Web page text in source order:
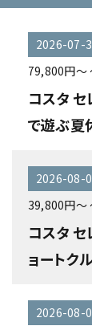
2026-07-
79,800円～
コスタ セ
で遊ぶ夏
2026-08-
39,800円～
コスタ
ョートク
2026-08-